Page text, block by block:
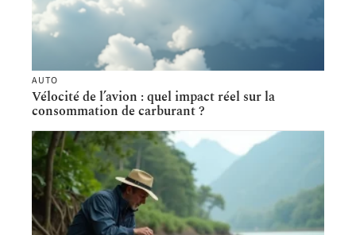
AUTO
Vélocité de l’avion : quel impact réel sur la
consommation de carburant ?